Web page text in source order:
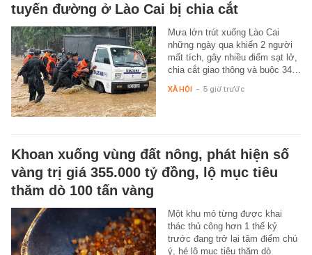
tuyến đường ở Lào Cai bị chia cắt
Mưa lớn trút xuống Lào Cai
những ngày qua khiến 2 người
mất tích, gây nhiều điểm sạt lở,
chia cắt giao thông và buộc 34…
XÃ HỘI - 5 giờ trước
Khoan xuống vùng đất nông, phát hiện số
vàng trị giá 355.000 tỷ đồng, lộ mục tiêu
thăm dò 100 tấn vàng
Một khu mỏ từng được khai
thác thủ công hơn 1 thế kỷ
trước đang trở lại tâm điểm chú
ý, hé lộ mục tiêu thăm dò